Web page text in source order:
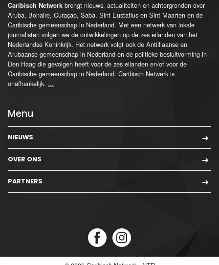
Caribisch Netwerk brengt nieuws, actualiteiten en achtergronden over
Aruba, Bonaire, Curaçao, Saba, Sint Eustatius en Sint Maarten en de
Caribische gemeenschap in Nederland. Met een netwerk van lokale
journalisten volgen we de ontwikkelingen op de zes eilanden van het
Nederlandse Koninkrijk. Het netwerk volgt ook de Antilliaanse en
Arubaanse gemeenschap in Nederland en de politieke besluitvorming in
Den Haag die gevolgen heeft voor de zes eilanden en/of voor de
Caribische gemeenschap in Nederland. Caribisch Netwerk is
onafhankelijk. ...
Menu
NIEUWS
OVER ONS
PARTNERS